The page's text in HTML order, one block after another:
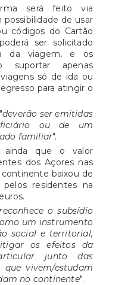
será feito via
de usar
códigos do Cartão
ser solicitado
da viagem, e os
suportar apenas
só de ida ou
para atingir o
deverão ser emitidas
ou de um
familiar".
ainda que o valor
dos Açores nas
baixou de
residentes na
o subsídio
um instrumento
social e territorial,
os efeitos da
junto das
que vivem/estudam
no continente".